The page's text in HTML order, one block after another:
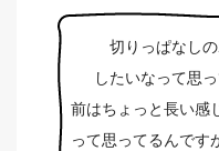
切りっぱなし
したいなって思
前はちょっと長い感
って思ってるんです